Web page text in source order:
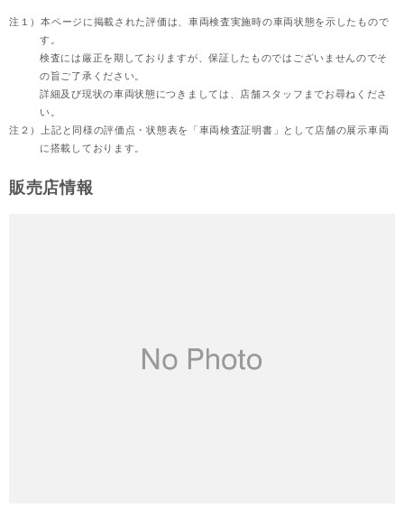
注１）本ページに掲載された評価は、車両検査実施時の車両状態を示したもので
す。
検査には厳正を期しておりますが、保証したものではございませんのでそ
の旨ご了承ください。
詳細及び現状の車両状態につきましては、店舗スタッフまでお尋ねくださ
い。
注２）
上記と同様の評価点・状態表を「車両検査証明書」として店舗の展示車両
に搭載しております。
販売店情報